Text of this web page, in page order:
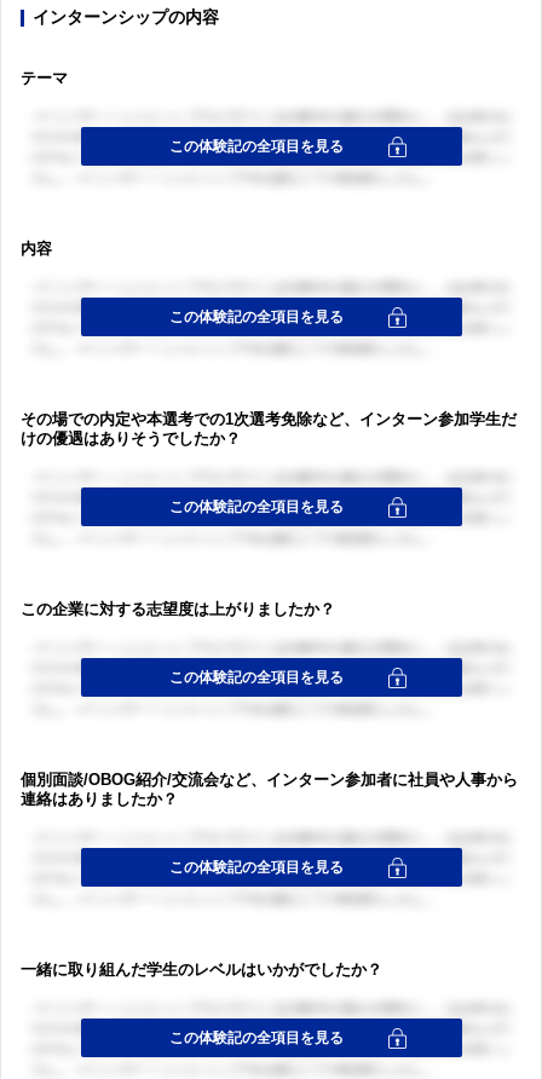
インターンシップの内容
テーマ
内容
その場での内定や本選考での1次選考免除など、インターン参加学生だ
けの優遇はありそうでしたか？
この企業に対する志望度は上がりましたか？
個別面談/OBOG紹介/交流会など、インターン参加者に社員や人事から
連絡はありましたか？
一緒に取り組んだ学生のレベルはいかがでしたか？